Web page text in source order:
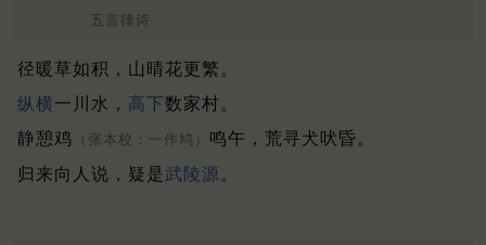
五言律诗
径暖草如积，山晴花更繁。
纵横一川水， 高下数家村。
静憩鸡
（张本校：一作鸠） 鸣午，荒寻犬吠昏。
归来向人说，疑是武陵源 。